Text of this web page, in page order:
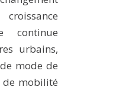
continue
urbains,
mode de
de mobilité